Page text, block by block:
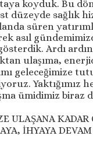
koyduk. Bu
düzeyde sağlık
süren
asıl
Ardı
ulaşıma,
geleceğimize
Yaktığımız
ümidimiz biraz
ULAŞANA KADAR
İHYAYA